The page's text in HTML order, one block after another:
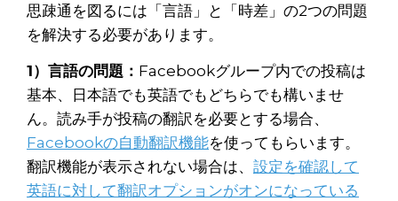
思疎通を図るには「言語」と「時差」の2つの問題
を解決する必要があります。
1）言語の問題： Facebookグループ内での投稿は
基本、日本語でも英語でもどちらでも構いませ
ん。読み手が投稿の翻訳を必要とする場合、
Facebookの自動翻訳機能を使ってもらいます。
翻訳機能が表示されない場合は、 設定を確認して
英語に対して翻訳オプションがオンになっている